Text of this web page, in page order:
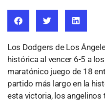
Los Dodgers de Los
histórica al vencer 6-5 a
maratónico juego de 18
partido más largo en la
esta victoria, los angelinos